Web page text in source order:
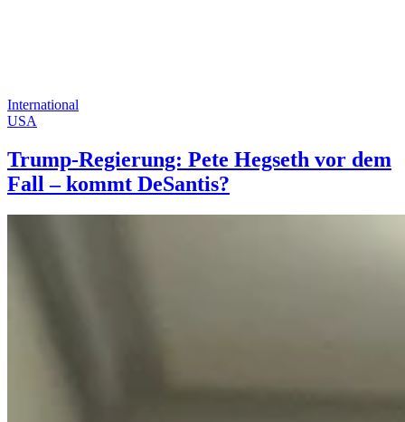
International
USA
Trump-Regierung: Pete Hegseth vor dem
Fall – kommt DeSantis?